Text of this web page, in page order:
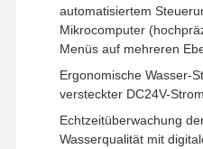
automatisiertem
Mikrocomputer
Menüs auf mehreren
Ergonomische Wasser-
versteckter DC24V-
Echtzeitüberwachung
Wasserqualität mit